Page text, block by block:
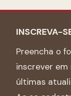
INSCREVA-
Preencha o
inscrever
últimas